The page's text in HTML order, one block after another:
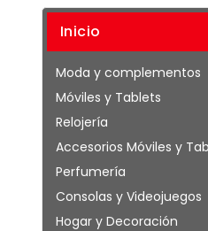
Inicio
Moda y complementos
Móviles y Tablets
Relojería
Accesorios Móviles y
Perfumería
Consolas y Videojuegos
Hogar y Decoración